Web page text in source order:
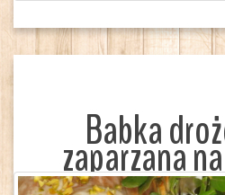
Babka
zaparzana